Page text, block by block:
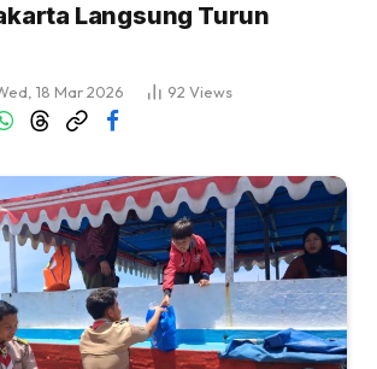
Langsung Turun
18 Mar 2026 92 Views